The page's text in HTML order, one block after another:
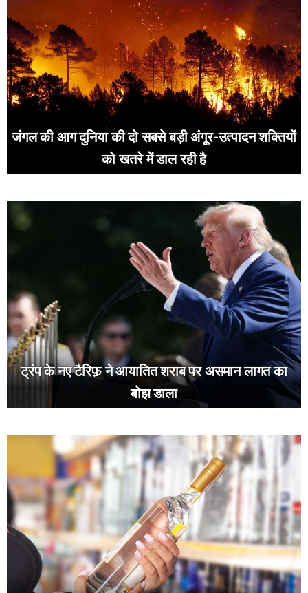
जंगल की आग दुनिया की दो सबसे बड़ी अंगूर-उत्पादन शक्तियों
को खतरे में डाल रही है
ट्रंप के नए टैरिफ़ ने आयातित शराब पर असमान लागत का
बोझ डाला